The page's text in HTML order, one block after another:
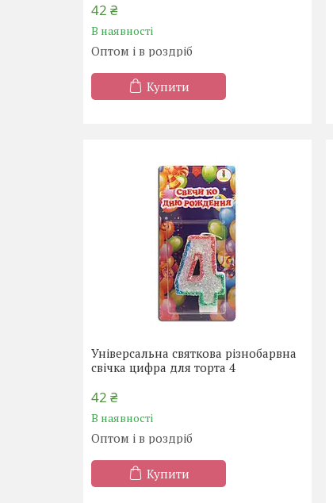
42 ₴
В наявності
Оптом і в роздріб
Купити
Універсальна святкова різнобарвна
свічка цифра для торта 4
42 ₴
В наявності
Оптом і в роздріб
Купити